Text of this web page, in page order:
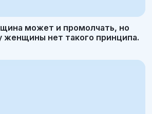
может и промолчать, но
женщины нет такого принципа.